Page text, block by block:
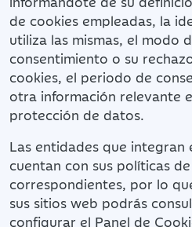
de cookies empleadas, la
utiliza las mismas, el modo
consentimiento o su
cookies, el periodo de
otra información relevante
protección de datos.
Las entidades que integran
cuentan con sus políticas
correspondientes, por lo
sus sitios web podrás
configurar el Panel de